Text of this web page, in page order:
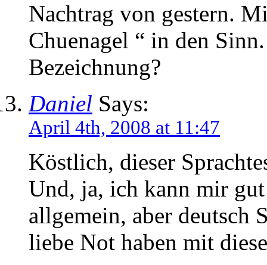
Nachtrag von gestern.
Chuenagel “ in den
Bezeichnung?
Daniel Says:
April 4th, 2008 at 11:47
Köstlich, dieser
Und, ja, ich kann mir
allgemein, aber deutsch
liebe Not haben mit